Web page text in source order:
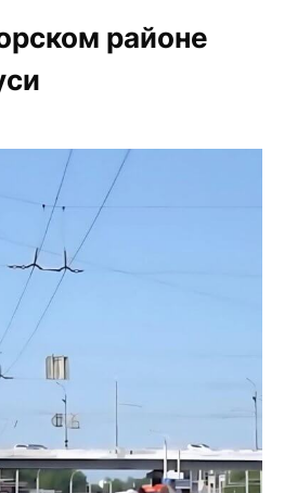
районе